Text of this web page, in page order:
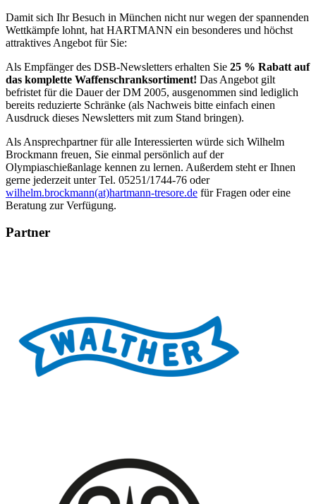
Damit sich Ihr Besuch in München nicht nur wegen der spannenden
Wettkämpfe lohnt, hat HARTMANN ein besonderes und höchst
attraktives Angebot für Sie:
Als Empfänger des DSB-Newsletters erhalten Sie 25 % Rabatt auf
das komplette Waffenschranksortiment! Das Angebot gilt
befristet für die Dauer der DM 2005, ausgenommen sind lediglich
bereits reduzierte Schränke (als Nachweis bitte einfach einen
Ausdruck dieses Newsletters mit zum Stand bringen).
Als Ansprechpartner für alle Interessierten würde sich Wilhelm
Brockmann freuen, Sie einmal persönlich auf der
Olympiaschießanlage kennen zu lernen. Außerdem steht er Ihnen
gerne jederzeit unter Tel. 05251/1744-76 oder
wilhelm.brockmann(at)hartmann-tresore.de für Fragen oder eine
Beratung zur Verfügung.
Partner